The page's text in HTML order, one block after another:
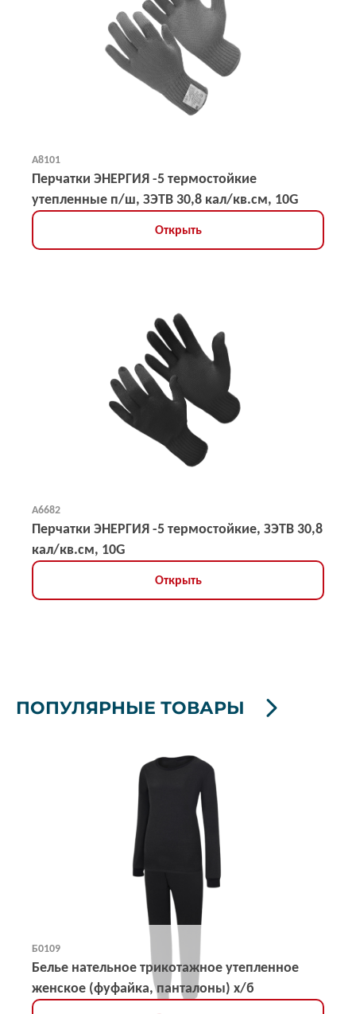
А8101
Перчатки ЭНЕРГИЯ -5 термостойкие
утепленные п/ш, ЗЭТВ 30,8 кал/кв.см, 10G
Открыть
А6682
Перчатки ЭНЕРГИЯ -5 термостойкие, ЗЭТВ 30,8
кал/кв.см, 10G
Открыть
ПОПУЛЯРНЫЕ ТОВАРЫ
Б0109
Белье нательное трикотажное утепленное
женское (фуфайка, панталоны) х/б